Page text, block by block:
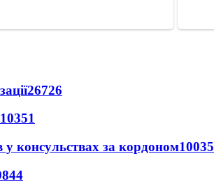
26726
10351
у консульствах за кордоном10035